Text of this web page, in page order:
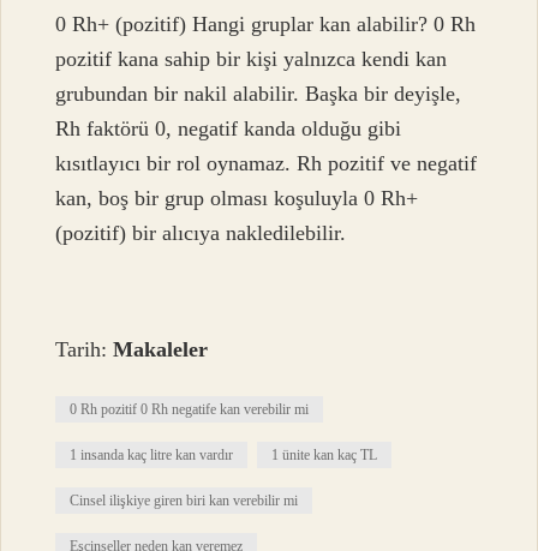
0 Rh+ (pozitif) Hangi gruplar kan alabilir? 0 Rh
pozitif kana sahip bir kişi yalnızca kendi kan
grubundan bir nakil alabilir. Başka bir deyişle,
Rh faktörü 0, negatif kanda olduğu gibi
kısıtlayıcı bir rol oynamaz. Rh pozitif ve negatif
kan, boş bir grup olması koşuluyla 0 Rh+
(pozitif) bir alıcıya nakledilebilir.
Tarih:Makaleler
0 Rh pozitif 0 Rh negatife kan verebilir mi
1 insanda kaç litre kan vardır 1 ünite kan kaç TL
Cinsel ilişkiye giren biri kan verebilir mi
Eşcinseller neden kan veremez